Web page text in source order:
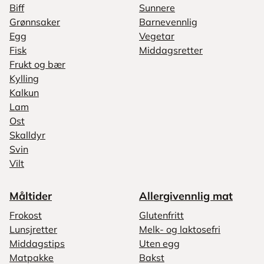
Biff
Grønnsaker
Egg
Fisk
Frukt og bær
Kylling
Kalkun
Lam
Ost
Skalldyr
Svin
Vilt
Sunnere
Barnevennlig
Vegetar
Middagsretter
Måltider
Frokost
Lunsjretter
Middagstips
Matpakke
Allergivennlig mat
Glutenfritt
Melk- og laktosefri
Uten egg
Bakst